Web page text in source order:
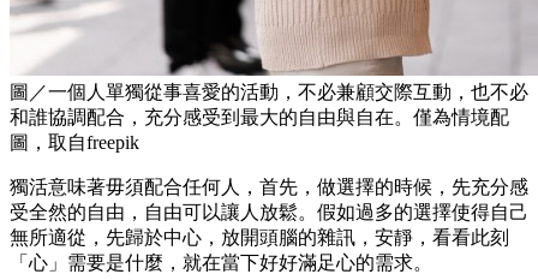
圖／一個人單獨從事喜愛的活動，不必兼顧交際互動，也不必
和誰協調配合，充分感受到最大的自由與自在。僅為情境配
圖，取自freepik
獨活意味著毋須配合任何人，首先，做選擇的時候，先充分感
受全然的自由，自由可以讓人放鬆。假如過多的選擇使得自己
無所適從，先歸於中心，放開頭腦的雜訊，安靜，看看此刻
「心」需要是什麼，就在當下好好滿足心的需求。